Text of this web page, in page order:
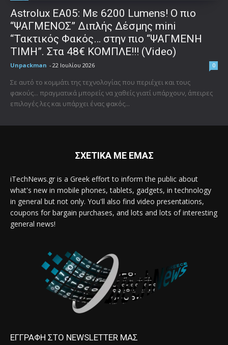
Astrolux ΕΑ05: Με 6200 Lumens! Ο πιο
“ΨΑΓΜΕΝΟΣ” Διπλής Δέσμης mini
“Τακτικός Φακός… στην πιο “ΨΑΓΜΕΝΗ
ΤΙΜΗ”. Στα 48€ ΚΟΜΠΛΕ!!! (Video)
Unpackman - 22 Ιουλίου 2026 0
Σε αυτό το κομμάτι της τεχνολογίας που περιέχει και τους
φακούς... πραγματικά μπορείς να χαθείς γιατί υπάρχουν, άπειρες
επιλογές λες και υπάρχει ένας φακός...
ΣΧΕΤΙΚΑ ΜΕ ΕΜΑΣ
iTechNews.gr is a Greek effort to inform the public about
what's new in mobile phones, tablets, gadgets, in technology
in general but not only. You'll also find video presentations,
coupons for bargain purchases, and lots and lots of interesting
general news!
ΕΓΓΡΑΦΗ ΣΤΟ NEWSLETTER ΜΑΣ